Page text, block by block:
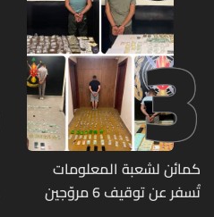
3
كمائن لشعبة المعلومات
تُسفر عن توقيف 6 مروّجين